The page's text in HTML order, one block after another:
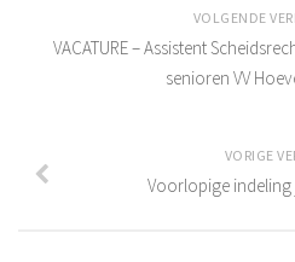
Proeftraining
Inschrijving
VOLGENDE
VACATURE – Assistent
senioren VV
VORIGE
Voorlopige indeling